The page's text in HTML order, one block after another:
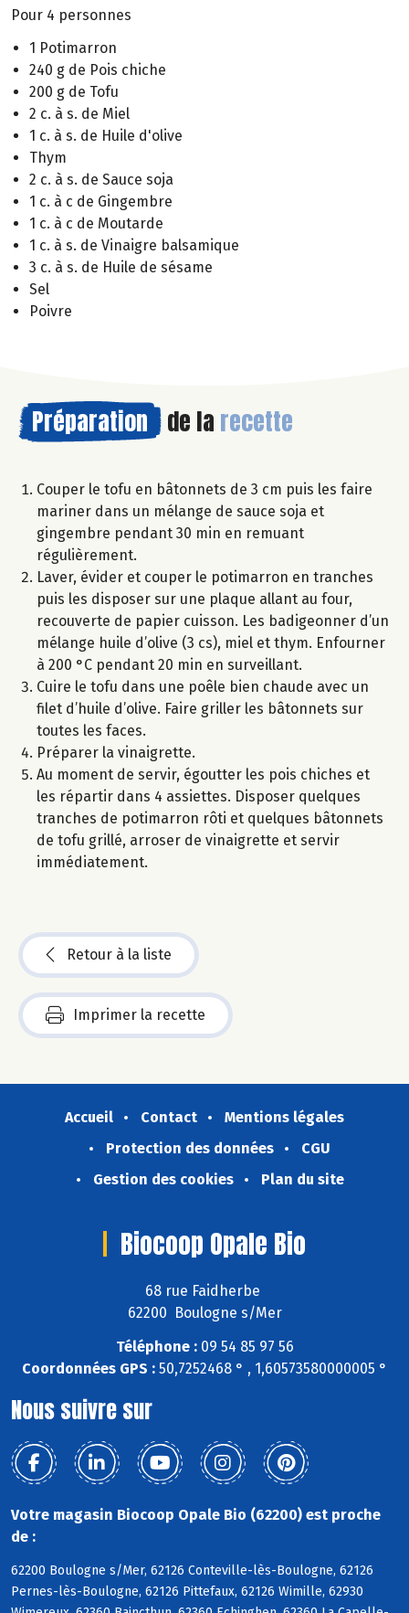
Pour 4 personnes
1 Potimarron
240 g de Pois chiche
200 g de Tofu
2 c. à s. de Miel
1 c. à s. de Huile d'olive
Thym
2 c. à s. de Sauce soja
1 c. à c de Gingembre
1 c. à c de Moutarde
1 c. à s. de Vinaigre balsamique
3 c. à s. de Huile de sésame
Sel
Poivre
Préparation de la recette
Couper le tofu en bâtonnets de 3 cm puis les faire
mariner dans un mélange de sauce soja et
gingembre pendant 30 min en remuant
régulièrement.
Laver, évider et couper le potimarron en tranches
puis les disposer sur une plaque allant au four,
recouverte de papier cuisson. Les badigeonner d’un
mélange huile d’olive (3 cs), miel et thym. Enfourner
à 200 °C pendant 20 min en surveillant.
Cuire le tofu dans une poêle bien chaude avec un
filet d’huile d’olive. Faire griller les bâtonnets sur
toutes les faces.
Préparer la vinaigrette.
Au moment de servir, égoutter les pois chiches et
les répartir dans 4 assiettes. Disposer quelques
tranches de potimarron rôti et quelques bâtonnets
de tofu grillé, arroser de vinaigrette et servir
immédiatement.
Retour à la liste
Imprimer la recette
Accueil Contact
Mentions légales
Protection des données
CGU
Gestion des cookies
Plan du site
Biocoop Opale Bio
68 rue Faidherbe
62200 Boulogne s/Mer
Téléphone :09 54 85 97 56
Coordonnées GPS : 50,7252468 ° , 1,60573580000005 °
Nous suivre sur
Votre magasin Biocoop Opale Bio (62200) est proche
de :
62200 Boulogne s/Mer, 62126 Conteville-lès-Boulogne, 62126
Pernes-lès-Boulogne, 62126 Pittefaux, 62126 Wimille, 62930